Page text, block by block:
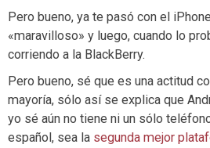
Pero bueno, ya te pasó con el
«maravilloso» y luego, cuando lo
corriendo a la BlackBerry.
Pero bueno, sé que es una actitud
mayoría, sólo así se explica que
yo sé aún no tiene ni un sólo
español, sea la segunda mejor